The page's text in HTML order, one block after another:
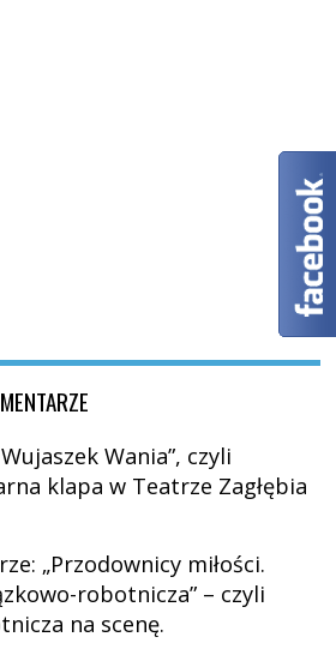
Wania”, czyli
klapa w Teatrze Zagłębia
„Przodownicy miłości.
robotnicza” – czyli
na scenę.